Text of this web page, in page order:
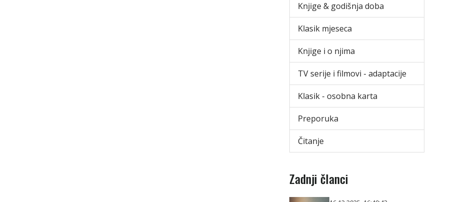
Knjige & godišnja doba
Klasik mjeseca
Knjige i o njima
TV serije i filmovi - adaptacije
Klasik - osobna karta
Preporuka
Čitanje
Zadnji članci